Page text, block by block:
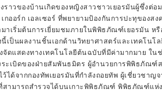
ราวของบ้านเกิดของหญิงสาวชาวเยอรมันผู้ซึ่งต่
เกออร์ก เอลเซอร์ ที่พยายามป้องกันการปะทุของส
มาเริ่มต้นการเยี่ยมชมภายในพิพิธภัณฑ์เยอรมัน
เป็นผลงานชิ้นเอกด้านวิทยาศาสตร์และเทคโนโ
จัดแสดงทางเทคโนโลยีต้นฉบับที่มีค่ามากมาย ใ
ระเบิดของฝ่ายสัมพันธมิตร ผู้อำนวยการพิพิธภัณ
ได้จากกองทัพเยอรมันที่กำลังถอยทัพ ผู้เชี่ยวชาญ
สามารถสำรวจได้บนเกาะพิพิธภัณฑ์ พิพิธภัณฑ์แ